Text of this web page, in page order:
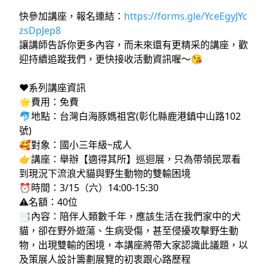
快參加講座，報名連結： https://forms.gle/YceEgyJYc
zsDpJep8
讓講師告訴你更多內容，而未來還有更精采的講座，歡
迎持續追蹤我們，更快接收活動資訊喔～😘
❤️系列講座資訊
🌟費用：免費
🐬地點：台灣白海豚媽祖宮(彰化縣鹿港鎮中山路102
號)
🥰對象：國小三年級~成人
👉講座：舉辦【適得其所】巡迴展，只為帶領民眾看
到現況下流浪犬貓與野生動物的雙輸困境
⏰時間：3/15（六）14:00-15:30
⚠️名額：40位
📑內容：陪伴人類數千年，應該生活在我們家中的犬
貓，卻在野外遊蕩、生病受傷，甚至侵擾攻擊野生動
物，出現雙輸的困境，本講座將帶大家認識此議題，以
及策展人設計籌劃展覽的初衷跟心路歷程